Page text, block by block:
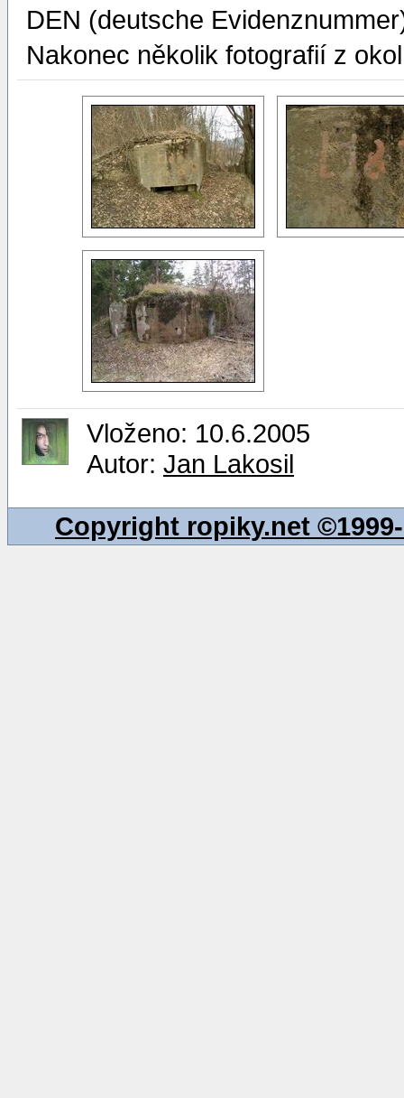
DEN (deutsche
Nakonec několik fotografií z
Vloženo: 10.6.2005
Autor: Jan Lakosil
Copyright ropiky.net